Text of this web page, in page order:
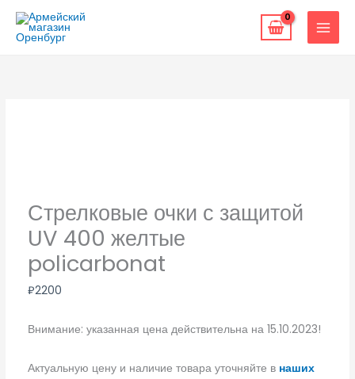
Перейти
содержимому
Стрелковые очки с защитой
UV 400 желтые
policarbonat
₽2200
Внимание: указанная цена действительна на 15.10.2023!
Актуальную цену и наличие товара уточняйте в наших